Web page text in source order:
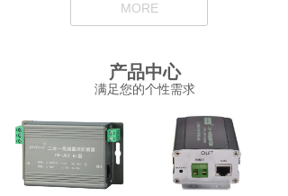
求进步、以人才求发展、以服务求信誉”的经营理
企业为地铁，高速公路，石油化工，公
安，轨道交通，海关，污水治理等多个系
统研发生产防雷及光纤传输等产品。其产
品安装方便，使用简单，质量可靠，普遍
MORE
产品中心
满足您的个性需求